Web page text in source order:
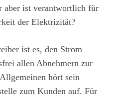
aber ist verantwortlich für
der Elektrizität?
ist es, den Strom
allen Abnehmern zur
hört sein
zum Kunden auf. Für